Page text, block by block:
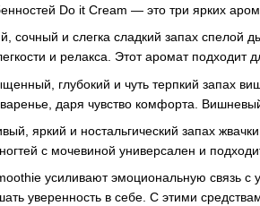
Do it Cream — это три ярких
сочный и слегка сладкий запах спелой
и релакса. Этот аромат подходит
глубокий и чуть терпкий запах
даря чувство комфорта.
яркий и ностальгический запах
с мочевиной универсален и
усиливают эмоциональную связь с
уверенность в себе. С этими